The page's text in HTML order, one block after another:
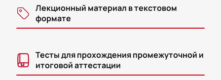
Лекционный материал в текстовом
формате
Тесты для прохождения промежуточной и
итоговой аттестации